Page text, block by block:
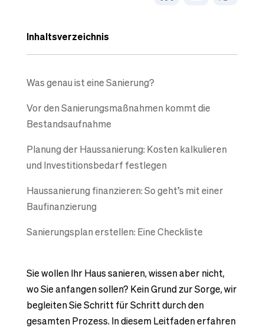
Inhaltsverzeichnis
Was genau ist eine Sanierung?
Vor den Sanierungsmaßnahmen kommt die
Bestandsaufnahme
Planung der Haussanierung: Kosten kalkulieren
und Investitionsbedarf festlegen
Haussanierung finanzieren: So geht’s mit einer
Baufinanzierung
Sanierungsplan erstellen: Eine Checkliste
Sie wollen Ihr Haus sanieren, wissen aber nicht,
wo Sie anfangen sollen? Kein Grund zur Sorge, wir
begleiten Sie Schritt für Schritt durch den
gesamten Prozess. In diesem Leitfaden erfahren